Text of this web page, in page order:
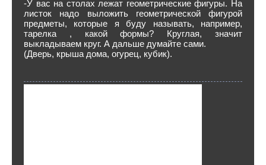
-У вас на столах лежат геометрические фигуры. На
листок надо выложить геометрической фигурой
предметы, которые я буду называть, например,
тарелка , какой формы? Круглая, значит
выкладываем круг. А дальше думайте сами.
(Дверь, крыша дома, огурец, кубик).